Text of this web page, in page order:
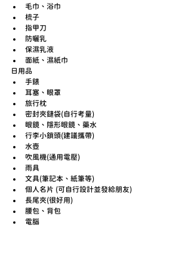
毛巾、浴巾
梳子
指甲刀
防曬乳
保濕乳液
面紙、濕紙巾
日用品
手錶
耳塞、眼罩
旅行枕
密封夾鏈袋(自行考量)
眼鏡、隱形眼鏡、藥水
行李小鎖頭(建議攜帶)
水壺
吹風機(通用電壓)
雨具
文具(筆記本、紙筆等)
個人名片 (可自行設計並發給朋友)
長尾夾(很好用)
腰包、背包
電腦